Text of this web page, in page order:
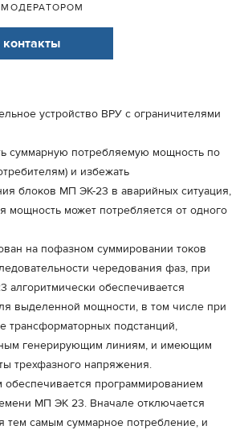
устройство ВРУ с ограничителями
суммарную потребляемую мощность по
и избежать
блоков МП ЭК-23 в аварийных ситуация,
мощность может потребляется от одного
на пофазном суммировании токов
чередования фаз, при
обеспечивается
выделенной мощности, в том числе при
трансформаторных подстанций,
генерирующим линиям, и имеющим
трехфазного напряжения.
обеспечивается программированием
МП ЭК 23. Вначале отключается
тем самым суммарное потребление, и